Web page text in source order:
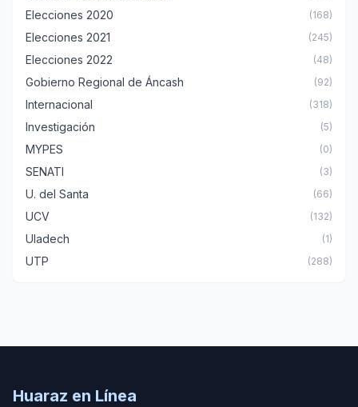
Elecciones 2020 (168)
Elecciones 2021 (245)
Elecciones 2022 (48)
Gobierno Regional de Áncash (92)
Internacional (318)
Investigación (5)
MYPES (0)
SENATI (3)
U. del Santa (66)
UCV (132)
Uladech (1)
UTP (288)
Huaraz en Línea